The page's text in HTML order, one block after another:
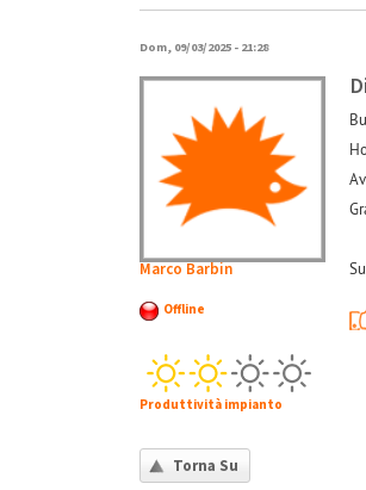
Dom, 09/03/2025 - 21:28
Marco Barbin
Offline
Produttività impianto
Torna Su